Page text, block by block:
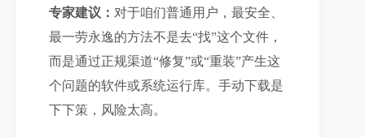
专家建议： 对于咱们普通用户，最安全、
最一劳永逸的方法不是去“找”这个文件，
而是通过正规渠道“修复”或“重装”产生这
个问题的软件或系统运行库。手动下载是
下下策，风险太高。